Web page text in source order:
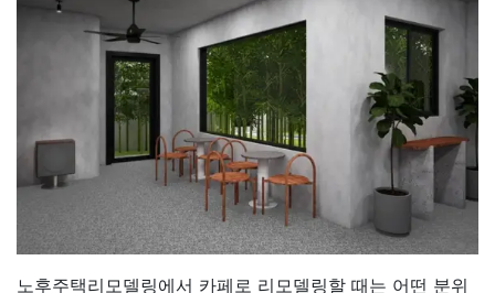
노후주택리모델링에서 카페로 리모델링할 때는 어떤 분위